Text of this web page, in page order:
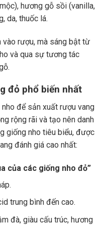
hương gỗ sồi (vanilla,
da, thuốc lá.
vào rượu, mà sáng bật từ
và qua sự tương tác
đỏ phổ biến nhất
để sản xuất rượu vang
rộng rãi và tạo nên danh
giống nho tiêu biểu, được
đánh giá cao nhất:
của các giống nho đỏ”
trung bình đến cao.
đà, giàu cấu trúc, hương